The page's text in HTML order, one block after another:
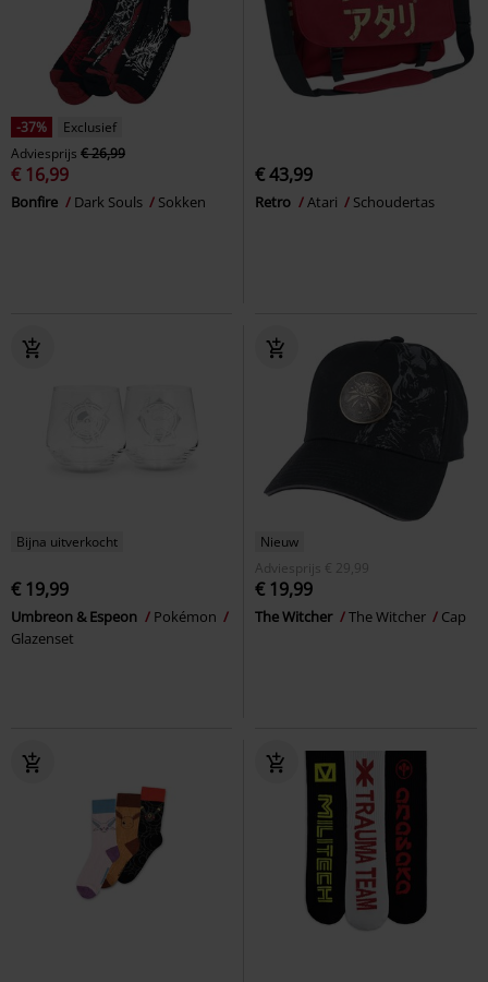
-37%
Exclusief
Adviesprijs € 26,99
€ 16,99
Bonfire Dark Souls Sokken
€ 43,99
Retro Atari Schoudertas
Bijna uitverkocht
€ 19,99
Umbreon & Espeon
Pokémon
Glazenset
Nieuw
Adviesprijs
€ 29,99
€ 19,99
The Witcher The Witcher Cap